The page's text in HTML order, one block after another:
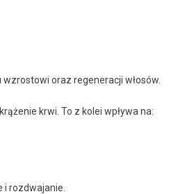
oraz regeneracji włosów.
krwi. To z kolei wpływa na:
i rozdwajanie.